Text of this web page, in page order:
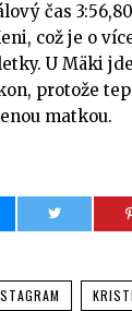
čas
což je o
U Mäki
protože
matkou.